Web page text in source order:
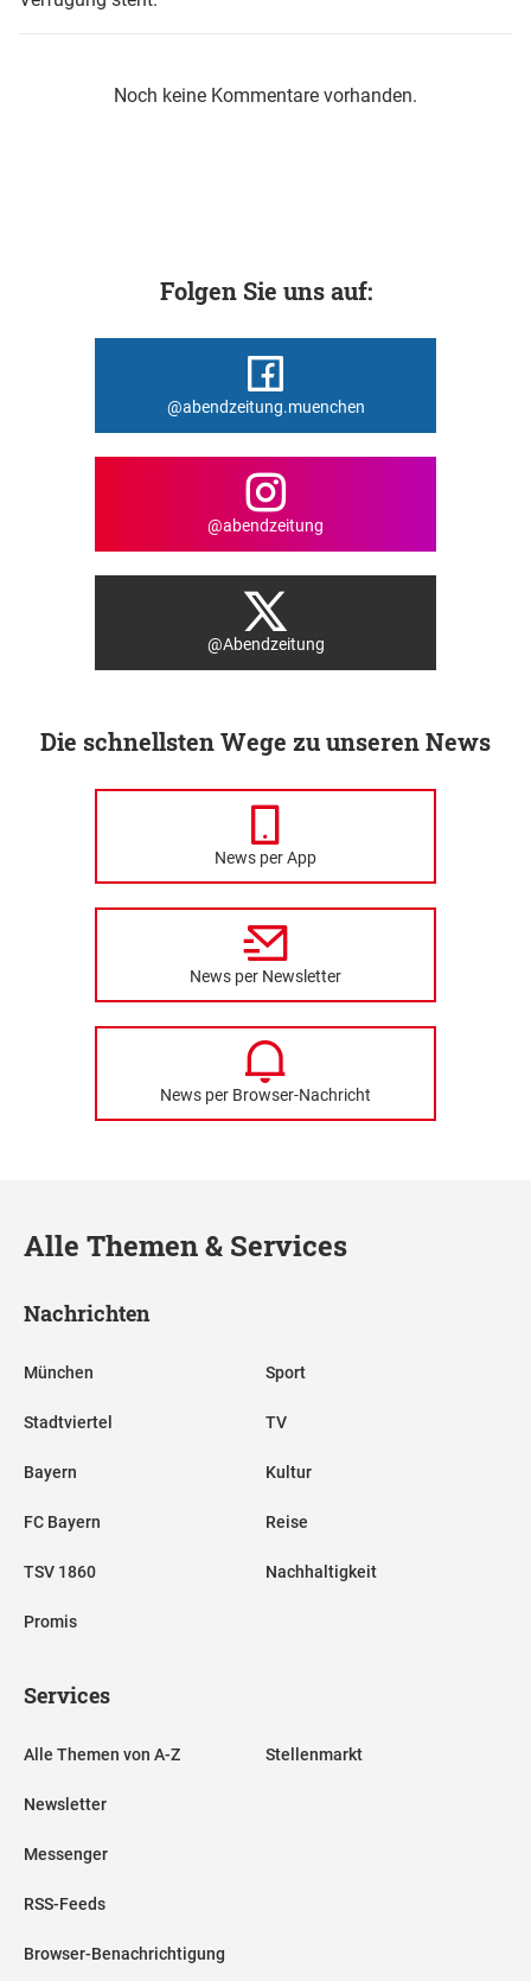
Noch keine Kommentare vorhanden.
Folgen Sie uns auf:
@abendzeitung.muenchen
@abendzeitung
@Abendzeitung
Die schnellsten Wege zu unseren News
News per App
News per Newsletter
News per Browser-Nachricht
Alle Themen & Services
Nachrichten
München
Stadtviertel
Bayern
FC Bayern
TSV 1860
Promis
Sport
TV
Kultur
Reise
Nachhaltigkeit
Services
Alle Themen von A-Z
Newsletter
Messenger
RSS-Feeds
Browser-Benachrichtigung
Stellenmarkt